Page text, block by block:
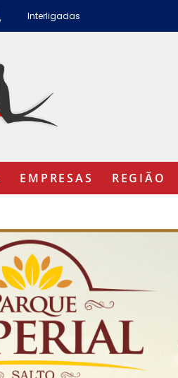
Interligadas
EMPRESAS REGIÃO